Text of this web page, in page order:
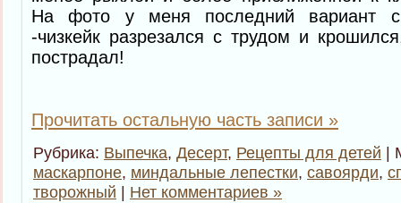
На фото у меня последний вариант
-чизкейк разрезался с трудом и
пострадал!
Прочитать остальную часть записи »
Рубрика: Выпечка, Десерт, Рецепты для детей |
маскарпоне, миндальные лепестки, савоярди,
творожный | Нет комментариев »